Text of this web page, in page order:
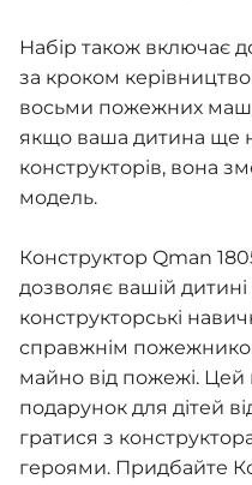
Набір також включає
за кроком
восьми пожежних
якщо ваша дитина ще
конструкторів, вона
модель.
Конструктор Qman
дозволяє вашій дитині
конструкторські
справжнім
майно від пожежі. Цей
подарунок для дітей
гратися з
героями. Придбайте